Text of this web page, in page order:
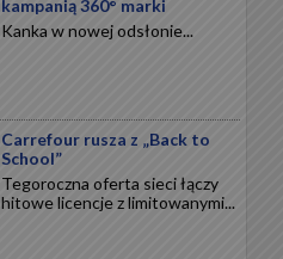
kampanią 360° marki
Kanka w nowej odsłonie...
Carrefour rusza z „Back to
School”
Tegoroczna oferta sieci łączy
hitowe licencje z limitowanymi...